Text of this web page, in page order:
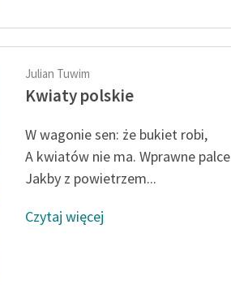
Julian Tuwim
Kwiaty polskie
W wagonie sen: że bukiet robi,
A kwiatów nie ma. Wprawne palce
Jakby z powietrzem...
Czytaj więcej